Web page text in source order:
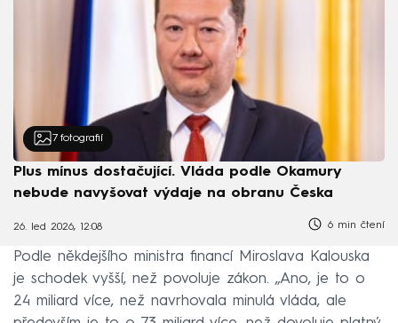
7 fotografií
Plus mínus dostačující. Vláda podle Okamury
nebude navyšovat výdaje na obranu Česka
26. led 2026, 12:08 6 min čtení
Podle někdejšího ministra financí Miroslava Kalouska
je schodek vyšší, než povoluje zákon. „Ano, je to o
24 miliard více, než navrhovala minulá vláda, ale